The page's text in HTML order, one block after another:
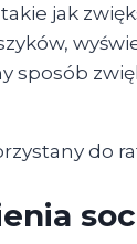
jak
sposób
do